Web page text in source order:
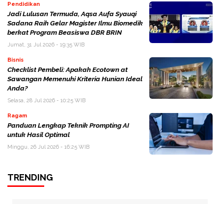
Pendidikan
Jadi Lulusan Termuda, Aqsa Aufa Syauqi
Sadana Raih Gelar Magister Ilmu Biomedik
berkat Program Beasiswa DBR BRIN
Jumat, 31 Jul 2026 - 19:35 WIB
Bisnis
Checklist Pembeli: Apakah Ecotown at
Sawangan Memenuhi Kriteria Hunian Ideal
Anda?
Selasa, 28 Jul 2026 - 10:25 WIB
Ragam
Panduan Lengkap Teknik Prompting AI
untuk Hasil Optimal
Minggu, 26 Jul 2026 - 16:25 WIB
TRENDING